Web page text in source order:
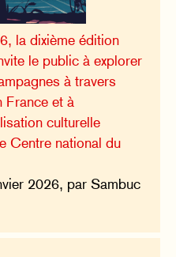
la dixième édition
le public à explorer
à travers
France et à
culturelle
Centre national du
2026, par Sambuc